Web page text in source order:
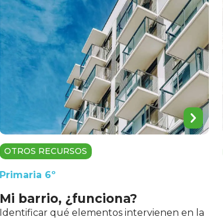
OTROS RECURSOS
Primaria 6º
Mi barrio, ¿funciona?
Identificar qué elementos intervienen en la